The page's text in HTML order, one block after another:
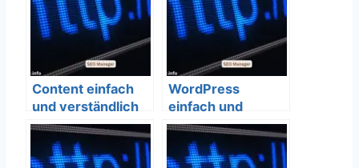
Content einfach
und verständlich
erklärt – SEO
Bedeutung
WordPress
einfach und
verständlich
erklärt – SEO
Bedeutung